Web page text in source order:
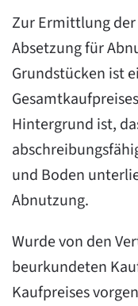
Zur Ermittlung
Absetzung für
Grundstücken ist
Hintergrund ist,
und Boden
Abnutzung.
Wurde von den
beurkundeten
Kaufpreises